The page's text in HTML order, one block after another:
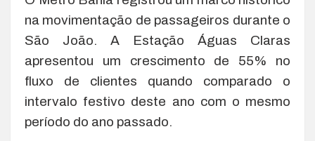
na movimentação de passageiros durante o
São João. A Estação Águas Claras
apresentou um crescimento de 55% no
fluxo de clientes quando comparado o
intervalo festivo deste ano com o mesmo
período do ano passado.